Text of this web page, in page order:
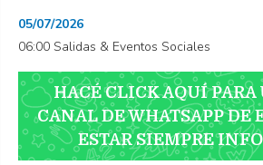
05/07/2026
06:00 Salidas & Eventos Sociales
HACÉ CLICK AQUÍ PARA
CANAL DE WHATSAPP DE
ESTAR SIEMPRE